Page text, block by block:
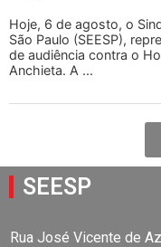
Hoje, 6 de agosto, o
São Paulo (SEESP),
de audiência contra o
Anchieta. A ...
SEESP
Rua José Vicente de